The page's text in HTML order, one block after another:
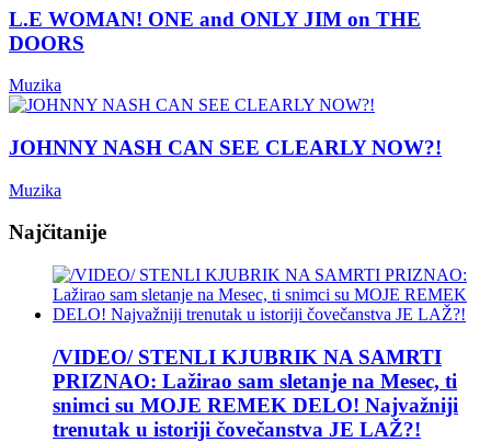
L.E WOMAN! ONE and ONLY JIM on THE
DOORS
Muzika
JOHNNY NASH CAN SEE CLEARLY NOW?!
Muzika
Najčitanije
/VIDEO/ STENLI KJUBRIK NA SAMRTI
PRIZNAO: Lažirao sam sletanje na Mesec, ti
snimci su MOJE REMEK DELO! Najvažniji
trenutak u istoriji čovečanstva JE LAŽ?!